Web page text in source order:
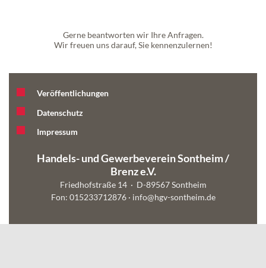
Gerne beantworten wir Ihre Anfragen.
Wir freuen uns darauf, Sie kennenzulernen!
Veröffentlichungen
Datenschutz
Impressum
Handels- und Gewerbeverein Sontheim /
Brenz e.V.
Friedhofstraße 14 · D-89567 Sontheim
Fon: 015233712876 · info@hgv-sontheim.de